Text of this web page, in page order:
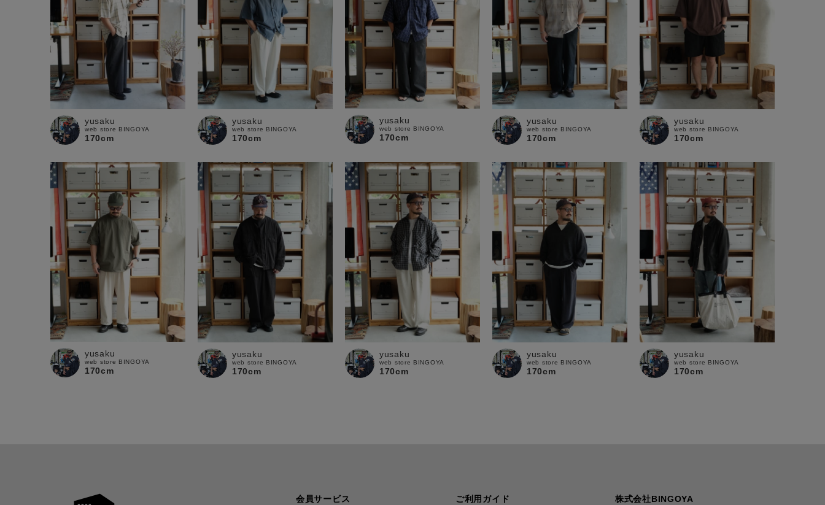
yusaku
web store BINGOYA
170cm
yusaku
web store BINGOYA
170cm
yusaku
web store BINGOYA
170cm
yusaku
web store BINGOYA
170cm
yusaku
web store BINGOYA
170cm
yusaku
web store BINGOYA
170cm
yusaku
web store BINGOYA
170cm
yusaku
web store BINGOYA
170cm
yusaku
web store BINGOYA
170cm
yusaku
web store BINGOYA
170cm
会員サービス ご利用ガイド 株式会社BINGOYA